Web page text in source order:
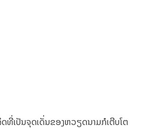
ທີ່ເປັນຈຸດເດັ່ນຂອງຫວຽດນາມກໍເຕີບໂຕ